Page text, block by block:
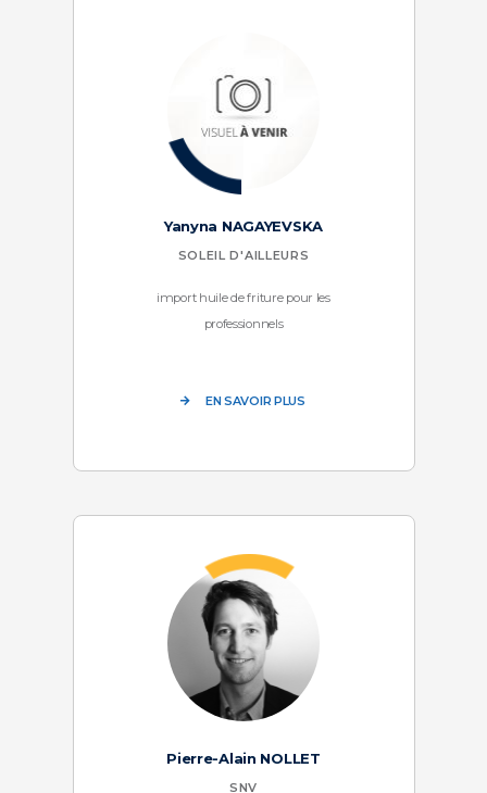
Yanyna NAGAYEVSKA
SOLEIL D'AILLEURS
import huile de friture pour les
professionnels
EN SAVOIR PLUS
Pierre-Alain NOLLET
SNV